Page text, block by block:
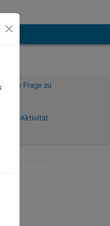
Frage zu
um Aktivität